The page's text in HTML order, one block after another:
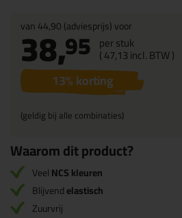
van44,90(adviesprijs) voor
38,95 per stuk
(47,13incl. BTW )
13% korting
(geldig bij alle combinaties)
Waarom dit product?
VeelNCS kleuren
Blijvendelastisch
Zuurvrij